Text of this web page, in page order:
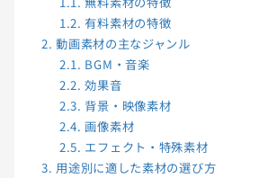
1.2. 有料素材の特徴
2. 動画素材の主なジャンル
2.1. BGM・音楽
2.2. 効果音
2.3. 背景・映像素材
2.4. 画像素材
2.5. エフェクト・特殊素材
3. 用途別に適した素材の選び方